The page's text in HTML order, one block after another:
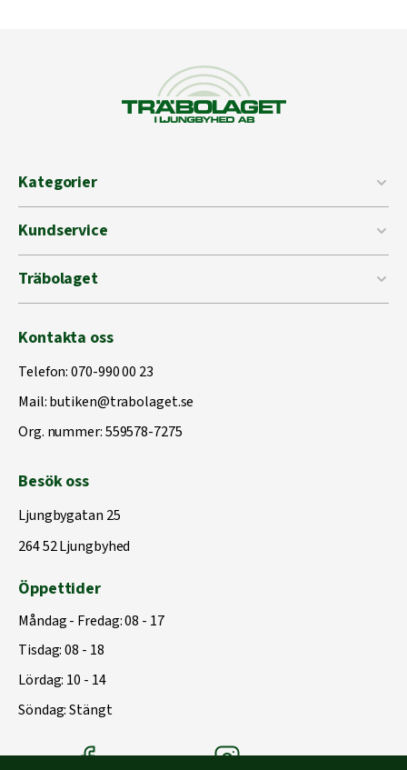
Kategorier
Kundservice
Träbolaget
Kontakta oss
Telefon:070-990 00 23
Mail:butiken@trabolaget.se
Org. nummer: 559578-7275
Besök oss
Ljungbygatan 25
264 52 Ljungbyhed
Öppettider
Måndag - Fredag: 08 - 17
Tisdag: 08 - 18
Lördag: 10 - 14
Söndag: Stängt